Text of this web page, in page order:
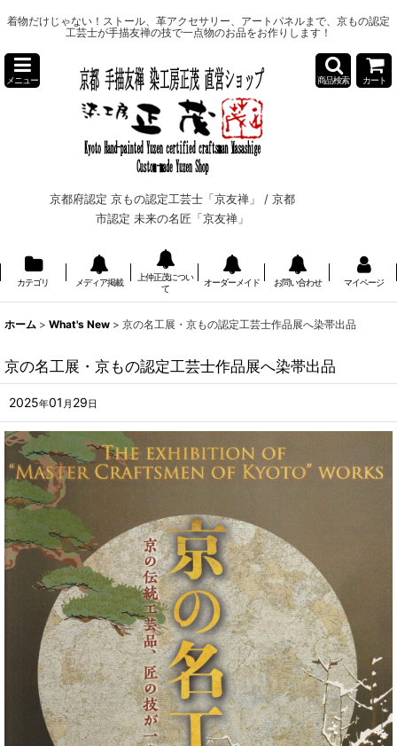
着物だけじゃない！ストール、革アクセサリー、アートパネルまで、京もの認定
工芸士が手描友禅の技で一点物のお品をお作りします！
メニュー
京都府認定 京もの認定工芸士「京友禅」 / 京都
市認定 未来の名匠「京友禅」
商品検索 カート
カテゴリ メディア掲載
上仲正茂につい
て
オーダーメイド お問い合わせ マイページ
ホーム > What's New > 京の名工展・京もの認定工芸士作品展へ染帯出品
京の名工展・京もの認定工芸士作品展へ染帯出品
2025年01 月 29日